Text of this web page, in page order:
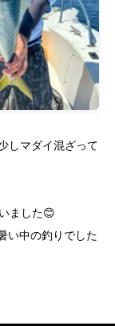
しマダイ混ざって
ました😊
い中の釣りでした